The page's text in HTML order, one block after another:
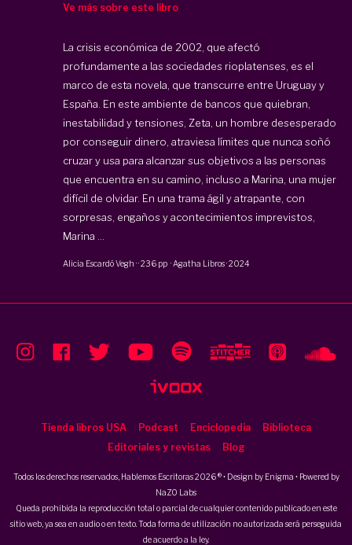
Ve más sobre este libro
La crisis económica de 2002, que afectó
profundamente a las sociedades rioplatenses, es el
marco de esta novela, que transcurre entre Uruguay y
España. En este ambiente de bancos que quiebran,
inestabilidad y tensiones, Zeta, un hombre desesperado
por conseguir dinero, atraviesa límites que nunca soñó
cruzar y usa para alcanzar sus objetivos a las personas
que encuentra en su camino, incluso a Marina, una mujer
difícil de olvidar. En una trama ágil y atrapante, con
sorpresas, engaños y acontecimientos imprevistos,
Marina ...
Alicia Escardó Vegh ··236 pp · Agatha Libros·2024
Tienda libros USA Podcast Enciclopedia
Biblioteca
Editoriales y revistas
Blog
Todos los derechos reservados, Hablemos Escritoras 2026 ® • Design by Enigma • Powered by
NaZO Labs
Queda prohibida la reproducción total o parcial de cualquier contenido publicado en este
sitio web, ya sea en audio o en texto. Toda forma de utilización no autorizada será perseguida
de acuerdo a la ley.